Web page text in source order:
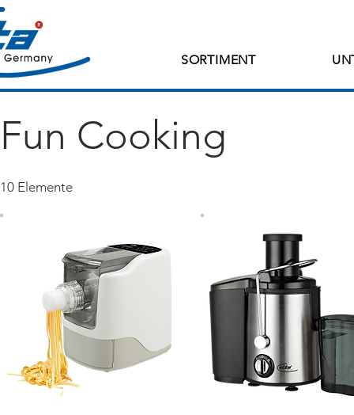
SORTIMENT
Fun Cooking
10 Elemente